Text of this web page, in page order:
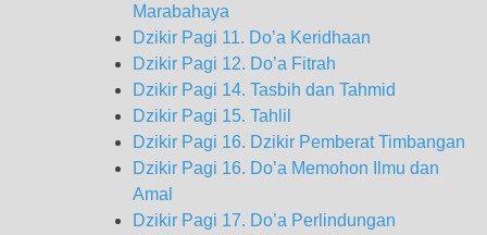
Marabahaya
Dzikir Pagi 11. Do’a Keridhaan
Dzikir Pagi 12. Do’a Fitrah
Dzikir Pagi 14. Tasbih dan Tahmid
Dzikir Pagi 15. Tahlil
Dzikir Pagi 16. Dzikir Pemberat Timbangan
Dzikir Pagi 16. Do’a Memohon Ilmu dan
Amal
Dzikir Pagi 17. Do’a Perlindungan